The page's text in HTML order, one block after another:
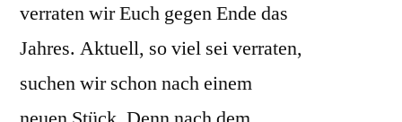
verraten wir Euch gegen Ende das
Jahres. Aktuell, so viel sei verraten,
suchen wir schon nach einem